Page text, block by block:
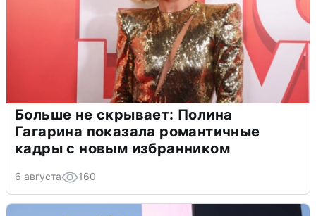
Больше не скрывает: Полина
Гагарина показала романтичные
кадры с новым избранником
6 августа 160